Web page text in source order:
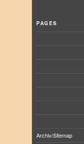
PAGES
Archiv/Sitemap